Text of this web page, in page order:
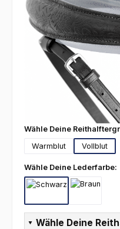
Wähle Deine
Warmblut
Vollblut
Wähle Deine Lederfarbe:
Wähle Deine